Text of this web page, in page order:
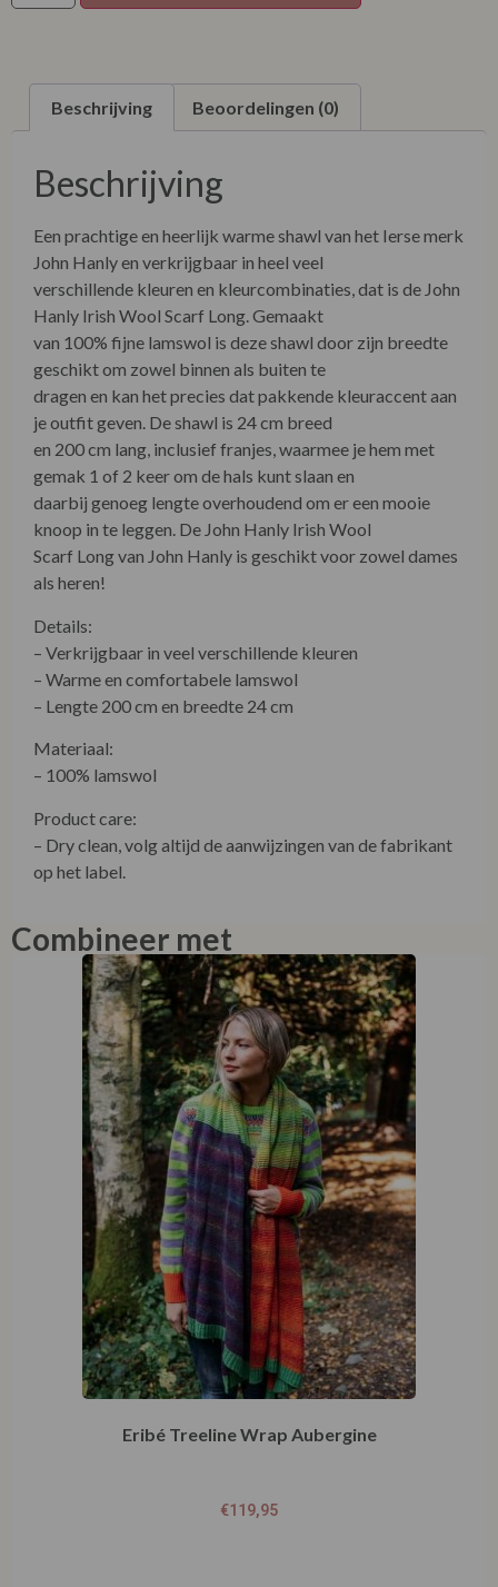
Beschrijving Beoordelingen (0)
Beschrijving
Een prachtige en heerlijk warme shawl van het Ierse merk
John Hanly en verkrijgbaar in heel veel
verschillende kleuren en kleurcombinaties, dat is de John
Hanly Irish Wool Scarf Long. Gemaakt
van 100% fijne lamswol is deze shawl door zijn breedte
geschikt om zowel binnen als buiten te
dragen en kan het precies dat pakkende kleuraccent aan
je outfit geven. De shawl is 24 cm breed
en 200 cm lang, inclusief franjes, waarmee je hem met
gemak 1 of 2 keer om de hals kunt slaan en
daarbij genoeg lengte overhoudend om er een mooie
knoop in te leggen. De John Hanly Irish Wool
Scarf Long van John Hanly is geschikt voor zowel dames
als heren!
Details:
– Verkrijgbaar in veel verschillende kleuren
– Warme en comfortabele lamswol
– Lengte 200 cm en breedte 24 cm
Materiaal:
– 100% lamswol
Product care:
– Dry clean, volg altijd de aanwijzingen van de fabrikant
op het label.
Combineer met
Eribé Treeline Wrap Aubergine
€119,95